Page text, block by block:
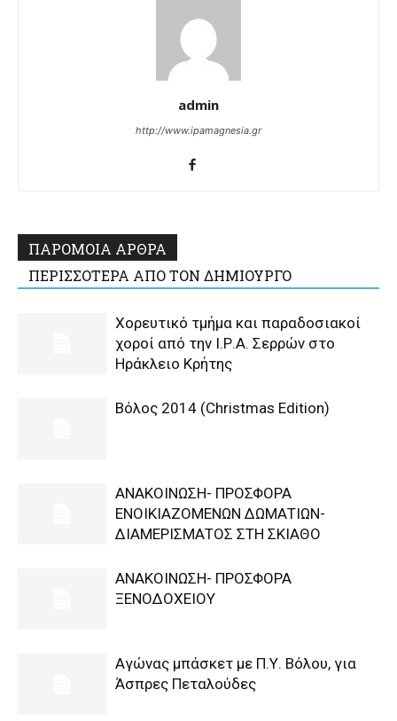
admin
http://www.ipamagnesia.gr
ΠΑΡΟΜΟΙΑ ΑΡΘΡΑ
ΠΕΡΙΣΣΟΤΕΡΑ ΑΠΟ ΤΟΝ ΔΗΜΙΟΥΡΓΟ
Χορευτικό τμήμα και παραδοσιακοί
χοροί από την Ι.Ρ.Α. Σερρών στο
Ηράκλειο Κρήτης
Βόλος 2014 (Christmas Edition)
ΑΝΑΚΟΙΝΩΣΗ- ΠΡΟΣΦΟΡΑ
ΕΝΟΙΚΙΑΖΟΜΕΝΩΝ ΔΩΜΑΤΙΩΝ-
ΔΙΑΜΕΡΙΣΜΑΤΟΣ ΣΤΗ ΣΚΙΑΘΟ
ΑΝΑΚΟΙΝΩΣΗ- ΠΡΟΣΦΟΡΑ
ΞΕΝΟΔΟΧΕΙΟΥ
Αγώνας μπάσκετ με Π.Υ. Βόλου, για
Άσπρες Πεταλούδες